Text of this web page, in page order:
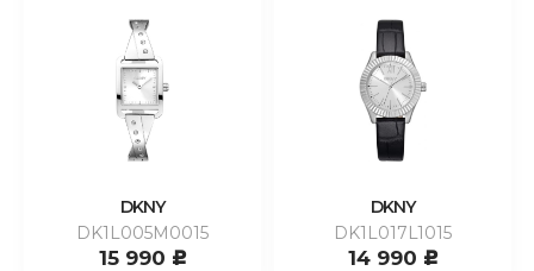
DKNY
DK1L005M0015
15 990 c
DKNY
DK1L017L1015
14 990 c